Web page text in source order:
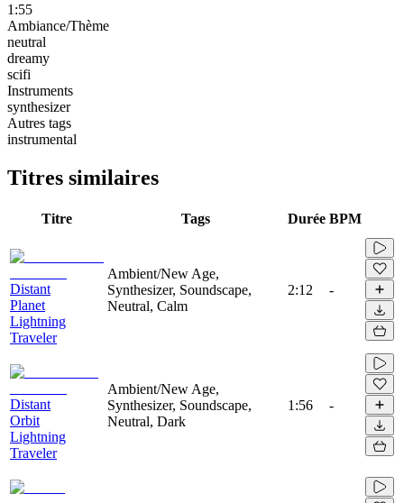
1:55
Ambiance/Thème
neutral
dreamy
scifi
Instruments
synthesizer
Autres tags
instrumental
Titres similaires
Titre Tags Durée BPM
Distant
Planet
Lightning
Traveler
Ambient/New Age,
Synthesizer, Soundscape,
Neutral, Calm
2:12 -
Distant
Orbit
Lightning
Traveler
Ambient/New Age,
Synthesizer, Soundscape,
Neutral, Dark
1:56 -